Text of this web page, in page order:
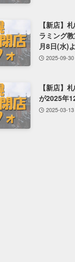
【新店】
ラミング
月8日(水)
2025-09-30
【新店】
が2025年
2025-03-13